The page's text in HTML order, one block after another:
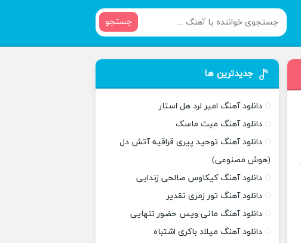
جستجو
جدیدترین ها
دانلود آهنگ امیر لرد هل استار
دانلود آهنگ میث ماسک
دانلود آهنگ توحید پیری قراقیه آتش دل
(هوش مصنوعی)
دانلود آهنگ کیکاوس صالحی زندایی
دانلود آهنگ تور زمری تقدیر
دانلود آهنگ مانی ویس حضور تنهایی
دانلود آهنگ میلاد باکری اشتباه